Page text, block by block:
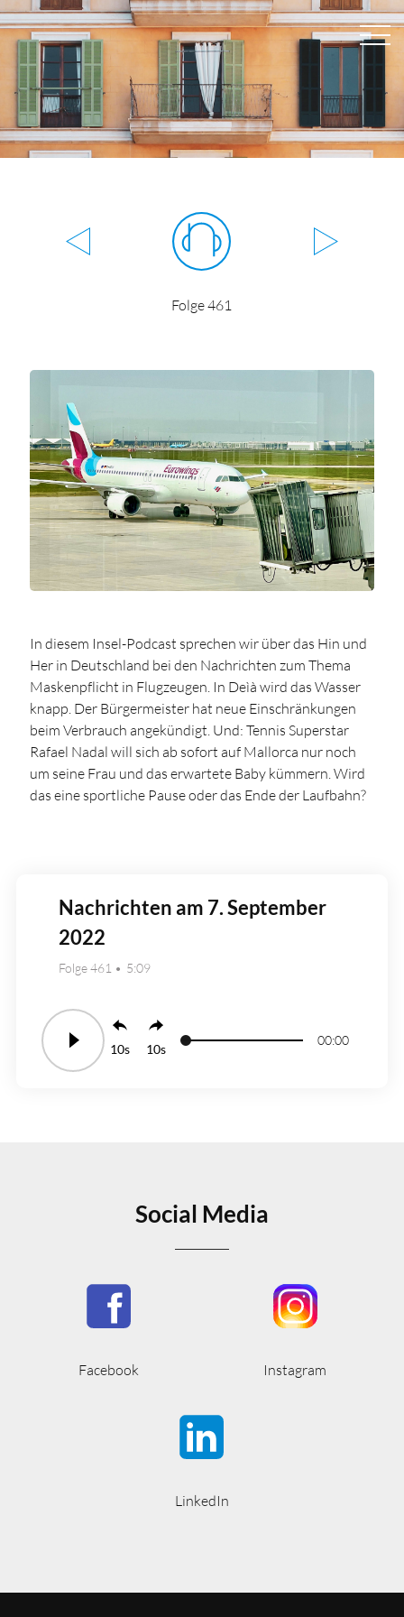
Folge 461
In diesem Insel-Podcast sprechen wir über das Hin und
Her in Deutschland bei den Nachrichten zum Thema
Maskenpflicht in Flugzeugen. In Deìà wird das Wasser
knapp. Der Bürgermeister hat neue Einschränkungen
beim Verbrauch angekündigt. Und: Tennis Superstar
Rafael Nadal will sich ab sofort auf Mallorca nur noch
um seine Frau und das erwartete Baby kümmern. Wird
das eine sportliche Pause oder das Ende der Laufbahn?
Nachrichten am 7. September
2022
Folge 461 5:09
10 10
00:00
Social Media
Facebook Instagram
LinkedIn